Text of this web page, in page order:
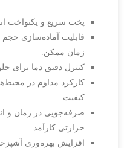
پخت سریع و یکنواخت
قابلیت آماده‌سازی حجم
زمان ممکن.
کنترل دقیق دما برای
کارکرد مداوم در
کیفیت.
صرفه‌جویی در زمان و
حرارتی کارآمد.
افزایش بهره‌وری